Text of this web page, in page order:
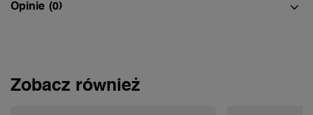
Opinie (0)
Zobacz również